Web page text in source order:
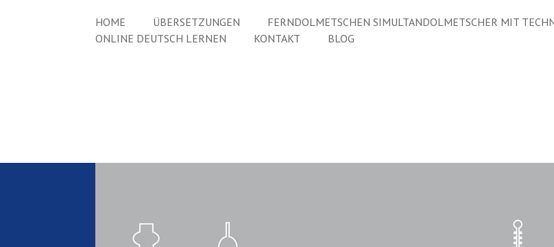
HOME ÜBERSETZUNGEN
FERNDOLMETSCHEN SIMULTANDOLMETSCHER MIT
ONLINE DEUTSCH LERNEN
KONTAKT BLOG